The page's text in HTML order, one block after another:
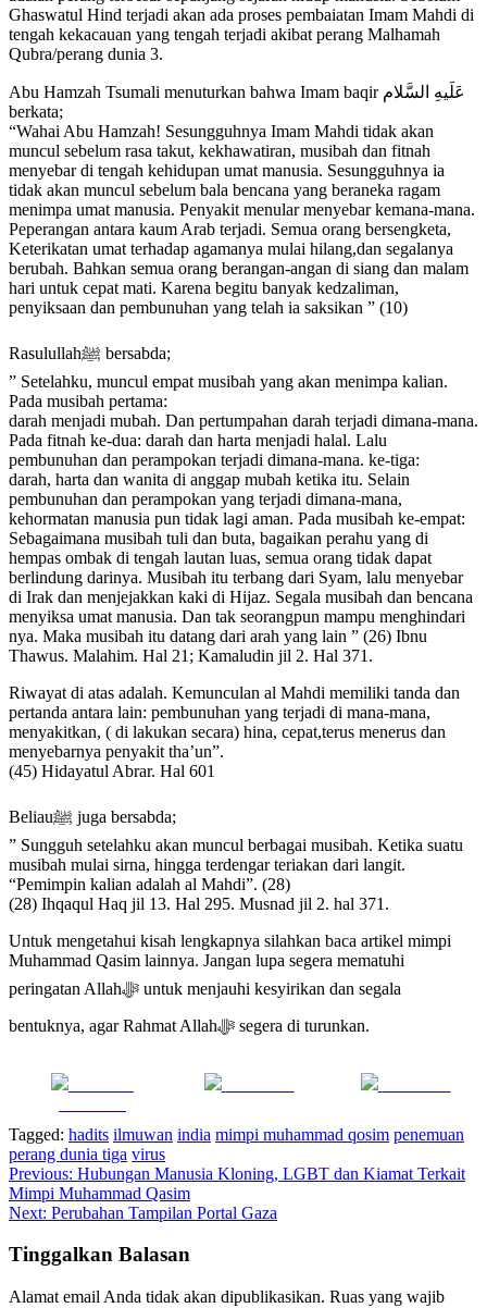
Ghaswatul Hind terjadi akan ada proses pembaiatan Imam Mahdi di
tengah kekacauan yang tengah terjadi akibat perang Malhamah
Qubra/perang dunia 3.
Abu Hamzah Tsumali menuturkan bahwa Imam baqir عَلَیهِ‌ السَّلام
berkata;
“Wahai Abu Hamzah! Sesungguhnya Imam Mahdi tidak akan
muncul sebelum rasa takut, kekhawatiran, musibah dan fitnah
menyebar di tengah kehidupan umat manusia. Sesungguhnya ia
tidak akan muncul sebelum bala bencana yang beraneka ragam
menimpa umat manusia. Penyakit menular menyebar kemana-mana.
Peperangan antara kaum Arab terjadi. Semua orang bersengketa,
Keterikatan umat terhadap agamanya mulai hilang,dan segalanya
berubah. Bahkan semua orang berangan-angan di siang dan malam
hari untuk cepat mati. Karena begitu banyak kedzaliman,
penyiksaan dan pembunuhan yang telah ia saksikan ” (10)
Rasulullahﷺ bersabda;
” Setelahku, muncul empat musibah yang akan menimpa kalian.
Pada musibah pertama:
darah menjadi mubah. Dan pertumpahan darah terjadi dimana-mana.
Pada fitnah ke-dua: darah dan harta menjadi halal. Lalu
pembunuhan dan perampokan terjadi dimana-mana. ke-tiga:
darah, harta dan wanita di anggap mubah ketika itu. Selain
pembunuhan dan perampokan yang terjadi dimana-mana,
kehormatan manusia pun tidak lagi aman. Pada musibah ke-empat:
Sebagaimana musibah tuli dan buta, bagaikan perahu yang di
hempas ombak di tengah lautan luas, semua orang tidak dapat
berlindung darinya. Musibah itu terbang dari Syam, lalu menyebar
di Irak dan menjejakkan kaki di Hijaz. Segala musibah dan bencana
menyiksa umat manusia. Dan tak seorangpun mampu menghindari
nya. Maka musibah itu datang dari arah yang lain ” (26) Ibnu
Thawus. Malahim. Hal 21; Kamaludin jil 2. Hal 371.
Riwayat di atas adalah. Kemunculan al Mahdi memiliki tanda dan
pertanda antara lain: pembunuhan yang terjadi di mana-mana,
menyakitkan, ( di lakukan secara) hina, cepat,terus menerus dan
menyebarnya penyakit tha’un”.
(45) Hidayatul Abrar. Hal 601
Beliauﷺ juga bersabda;
” Sungguh setelahku akan muncul berbagai musibah. Ketika suatu
musibah mulai sirna, hingga terdengar teriakan dari langit.
“Pemimpin kalian adalah al Mahdi”. (28)
(28) Ihqaqul Haq jil 13. Hal 295. Musnad jil 2. hal 371.
Untuk mengetahui kisah lengkapnya silahkan baca artikel mimpi
Muhammad Qasim lainnya. Jangan lupa segera mematuhi
peringatan Allahﷻ untuk menjauhi kesyirikan dan segala
bentuknya, agar Rahmat Allahﷻ segera di turunkan.
Tagged: hadits ilmuwan india mimpi muhammad qosim penemuan
perang dunia tiga virus
Navigasi
pos
Previous: Hubungan Manusia Kloning, LGBT dan Kiamat Terkait
Mimpi Muhammad Qasim
Next: Perubahan Tampilan Portal Gaza
Tinggalkan Balasan
Alamat email Anda tidak akan dipublikasikan. Ruas yang wajib